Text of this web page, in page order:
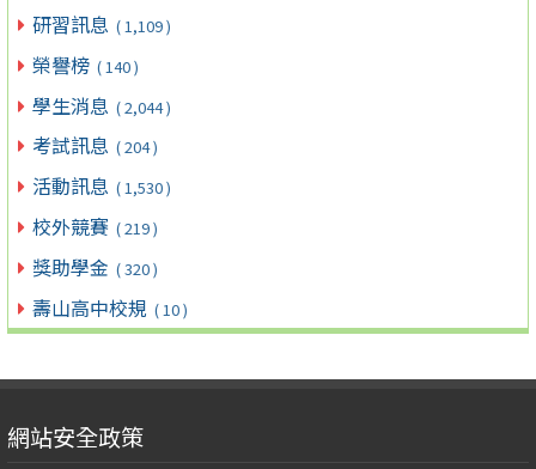
研習訊息 ( 1,109 )
榮譽榜 ( 140 )
學生消息 ( 2,044 )
考試訊息 ( 204 )
活動訊息 ( 1,530 )
校外競賽 ( 219 )
獎助學金 ( 320 )
壽山高中校規 ( 10 )
網站安全政策